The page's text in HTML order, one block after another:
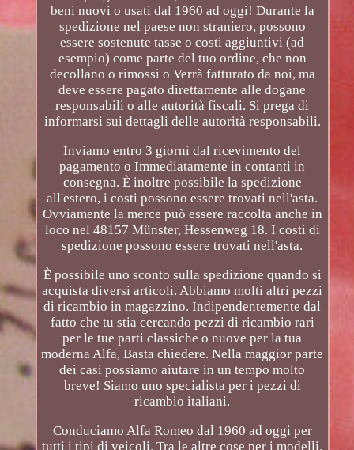
beni nuovi o usati dal 1960 ad oggi! Durante la
spedizione nel paese non straniero, possono
essere sostenute tasse o costi aggiuntivi (ad
esempio) come parte del tuo ordine, che non
decollano o rimossi o Verrà fatturato da noi, ma
deve essere pagato direttamente alle dogane
responsabili o alle autorità fiscali. Si prega di
informarsi sui dettagli delle autorità responsabili.
Inviamo entro 3 giorni dal ricevimento del
pagamento o Immediatamente in contanti in
consegna. È inoltre possibile la spedizione
all'estero, i costi possono essere trovati nell'asta.
Ovviamente la merce può essere raccolta anche in
loco nel 48157 Münster, Hessenweg 18. I costi di
spedizione possono essere trovati nell'asta.
È possibile uno sconto sulla spedizione quando si
acquista diversi articoli. Abbiamo molti altri pezzi
di ricambio in magazzino. Indipendentemente dal
fatto che tu stia cercando pezzi di ricambio rari
per le tue parti classiche o nuove per la tua
moderna Alfa, Basta chiedere. Nella maggior parte
dei casi possiamo aiutare in un tempo molto
breve! Siamo uno specialista per i pezzi di
ricambio italiani.
Conduciamo Alfa Romeo dal 1960 ad oggi per
tutti i tipi di veicoli. Tra le altre cose per i modelli.